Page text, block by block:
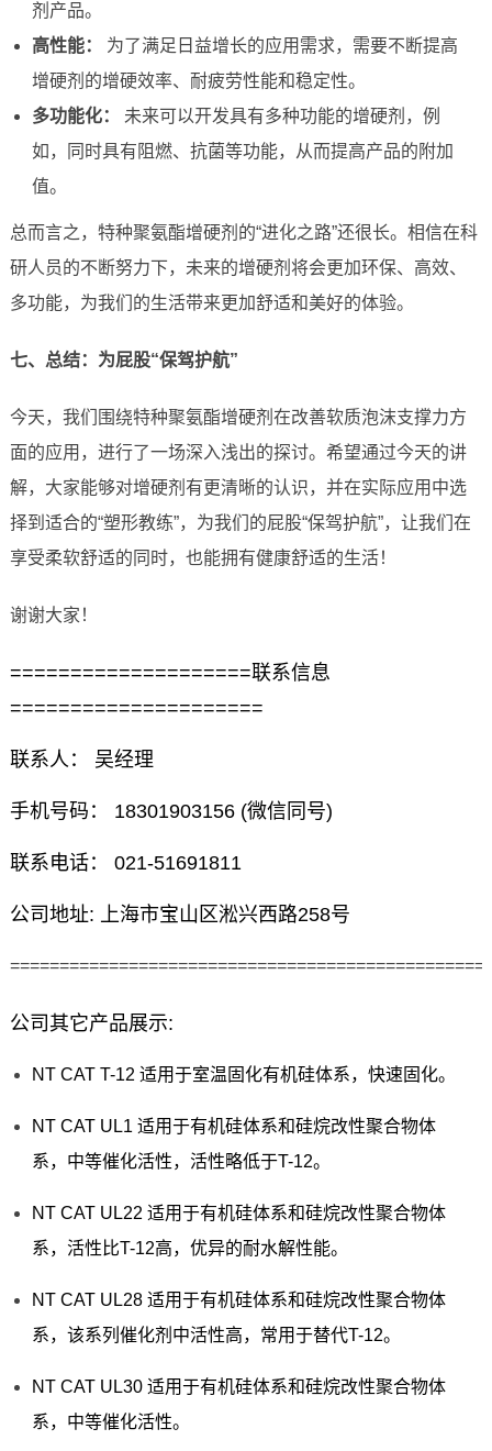
剂产品。
高性能：
为了满足日益增长的应用需求，需要不断提高
增硬剂的增硬效率、耐疲劳性能和稳定性。
多功能化：
未来可以开发具有多种功能的增硬剂，例
如，同时具有阻燃、抗菌等功能，从而提高产品的附加
值。
总而言之，特种聚氨酯增硬剂的“进化之路”还很长。相信在科
研人员的不断努力下，未来的增硬剂将会更加环保、高效、
多功能，为我们的生活带来更加舒适和美好的体验。
七、总结：为屁股“保驾护航”
今天，我们围绕特种聚氨酯增硬剂在改善软质泡沫支撑力方
面的应用，进行了一场深入浅出的探讨。希望通过今天的讲
解，大家能够对增硬剂有更清晰的认识，并在实际应用中选
择到适合的“塑形教练”，为我们的屁股“保驾护航”，让我们在
享受柔软舒适的同时，也能拥有健康舒适的生活！
谢谢大家！
====================联系信息
=====================
联系人： 吴经理
手机号码： 18301903156 (微信同号)
联系电话： 021-51691811
公司地址: 上海市宝山区淞兴西路258号
公司其它产品展示:
NT CAT T-12 适用于室温固化有机硅体系，快速固化。
NT CAT UL1 适用于有机硅体系和硅烷改性聚合物体
系，中等催化活性，活性略低于T-12。
NT CAT UL22 适用于有机硅体系和硅烷改性聚合物体
系，活性比T-12高，优异的耐水解性能。
NT CAT UL28 适用于有机硅体系和硅烷改性聚合物体
系，该系列催化剂中活性高，常用于替代T-12。
NT CAT UL30 适用于有机硅体系和硅烷改性聚合物体
系，中等催化活性。